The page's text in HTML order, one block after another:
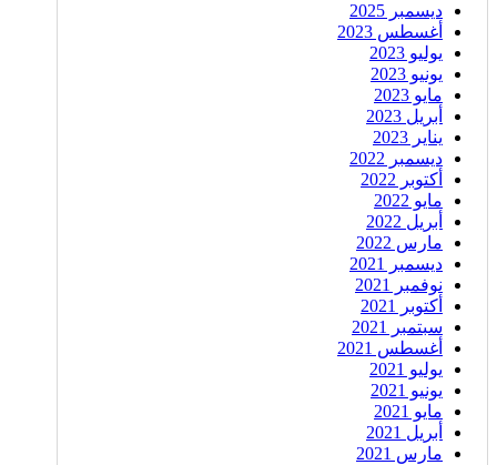
ديسمبر 2025
أغسطس 2023
يوليو 2023
يونيو 2023
مايو 2023
أبريل 2023
يناير 2023
ديسمبر 2022
أكتوبر 2022
مايو 2022
أبريل 2022
مارس 2022
ديسمبر 2021
نوفمبر 2021
أكتوبر 2021
سبتمبر 2021
أغسطس 2021
يوليو 2021
يونيو 2021
مايو 2021
أبريل 2021
مارس 2021